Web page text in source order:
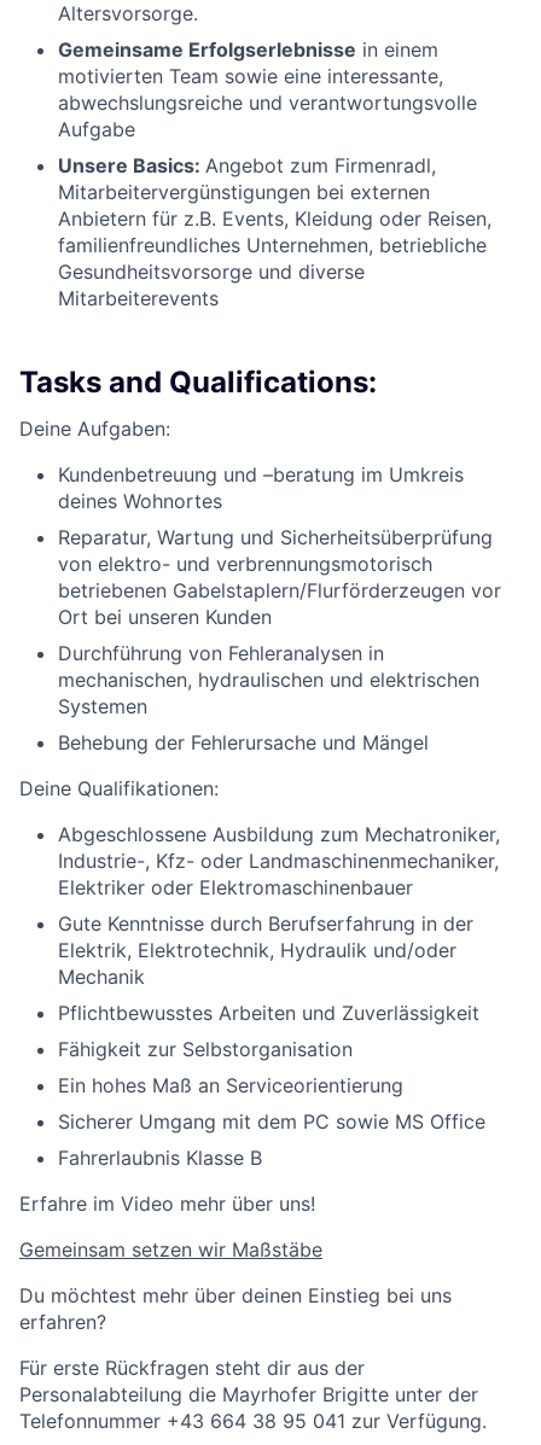
Altersvorsorge.
Gemeinsame Erfolgserlebnisse in einem
motivierten Team sowie eine interessante,
abwechslungsreiche und verantwortungsvolle
Aufgabe
Unsere Basics: Angebot zum Firmenradl,
Mitarbeitervergünstigungen bei externen
Anbietern für z.B. Events, Kleidung oder Reisen,
familienfreundliches Unternehmen, betriebliche
Gesundheitsvorsorge und diverse
Mitarbeiterevents
Tasks and Qualifications:
Deine Aufgaben:
Kundenbetreuung und –beratung im Umkreis
deines Wohnortes
Reparatur, Wartung und Sicherheitsüberprüfung
von elektro- und verbrennungsmotorisch
betriebenen Gabelstaplern/Flurförderzeugen vor
Ort bei unseren Kunden
Durchführung von Fehleranalysen in
mechanischen, hydraulischen und elektrischen
Systemen
Behebung der Fehlerursache und Mängel
Deine Qualifikationen:
Abgeschlossene Ausbildung zum Mechatroniker,
Industrie-, Kfz- oder Landmaschinenmechaniker,
Elektriker oder Elektromaschinenbauer
Gute Kenntnisse durch Berufserfahrung in der
Elektrik, Elektrotechnik, Hydraulik und/oder
Mechanik
Pflichtbewusstes Arbeiten und Zuverlässigkeit
Fähigkeit zur Selbstorganisation
Ein hohes Maß an Serviceorientierung
Sicherer Umgang mit dem PC sowie MS Office
Fahrerlaubnis Klasse B
Erfahre im Video mehr über uns!
Gemeinsam setzen wir Maßstäbe
Du möchtest mehr über deinen Einstieg bei uns
erfahren?
Für erste Rückfragen steht dir aus der
Personalabteilung die Mayrhofer Brigitte unter der
Telefonnummer +43 664 38 95 041 zur Verfügung.